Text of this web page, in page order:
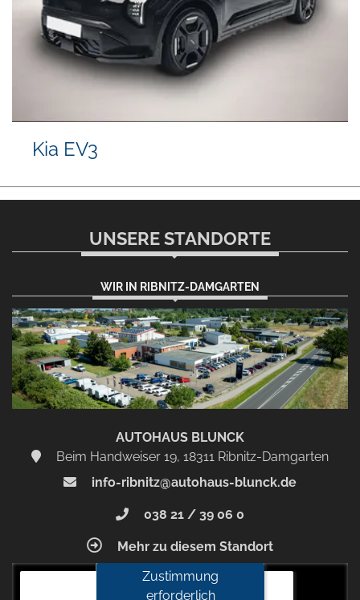
Kia EV3
UNSERE STANDORTE
WIR IN RIBNITZ-DAMGARTEN
AUTOHAUS BLUNCK
Beim Handweiser 19, 18311 Ribnitz-Damgarten
info-ribnitz@autohaus-blunck.de
038 21 / 39 06 0
Mehr zu diesem Standort
Autohaus Blunck
Zustimmung
erforderlich